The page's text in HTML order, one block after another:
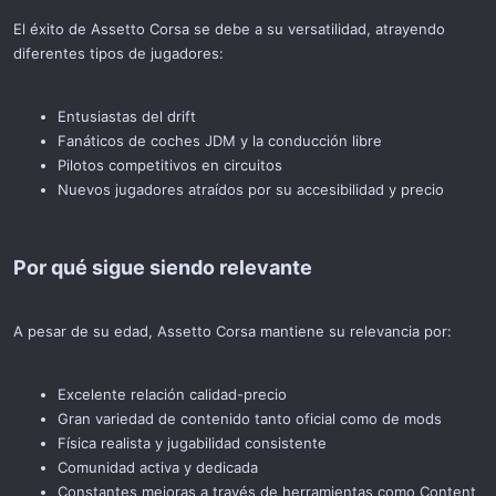
El éxito de Assetto Corsa se debe a su versatilidad, atrayendo
diferentes tipos de jugadores:
Entusiastas del drift
Fanáticos de coches JDM y la conducción libre
Pilotos competitivos en circuitos
Nuevos jugadores atraídos por su accesibilidad y precio
Por qué sigue siendo relevante​
A pesar de su edad, Assetto Corsa mantiene su relevancia por:
Excelente relación calidad-precio
Gran variedad de contenido tanto oficial como de mods
Física realista y jugabilidad consistente
Comunidad activa y dedicada
Constantes mejoras a través de herramientas como Content